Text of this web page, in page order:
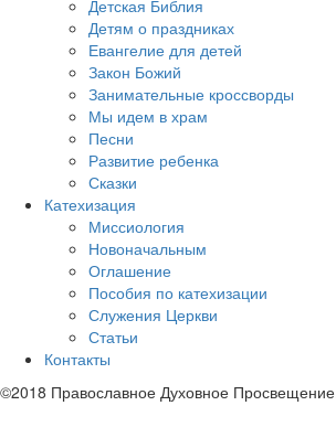
Детская Библия
Детям о праздниках
Евангелие для детей
Закон Божий
Занимательные кроссворды
Мы идем в храм
Песни
Развитие ребенка
Сказки
Катехизация
Миссиология
Новоначальным
Оглашение
Пособия по катехизации
Служения Церкви
Статьи
Контакты
©2018 Православное Духовное